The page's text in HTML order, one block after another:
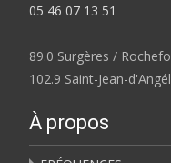
05 46 07 13 51
89.0 Surgères /
102.9 Saint-Jean-
À propos